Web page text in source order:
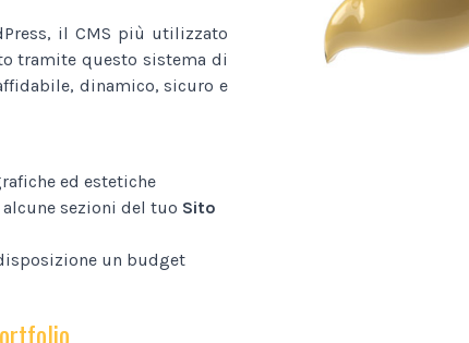
il CMS più utilizzato
tramite questo sistema di
dinamico, sicuro e
ed estetiche
sezioni del tuo Sito
un budget